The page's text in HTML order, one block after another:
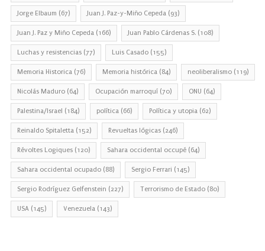
Jorge Elbaum (67) Juan J. Paz-y-Miño Cepeda (93)
Juan J. Paz y Miño Cepeda (166) Juan Pablo Cárdenas S. (108)
Luchas y resistencias (77) Luis Casado (155)
Memoria Historica (76) Memoria histórica (84) neoliberalismo (119)
Nicolás Maduro (64) Ocupación marroquí (70) ONU (64)
Palestina/Israel (184) política (66) Política y utopia (62)
Reinaldo Spitaletta (152) Revueltas lógicas (246)
Révoltes Logiques (120) Sahara occidental occupé (64)
Sahara occidental ocupado (88) Sergio Ferrari (145)
Sergio Rodríguez Gelfenstein (227) Terrorismo de Estado (80)
USA (145) Venezuela (143)